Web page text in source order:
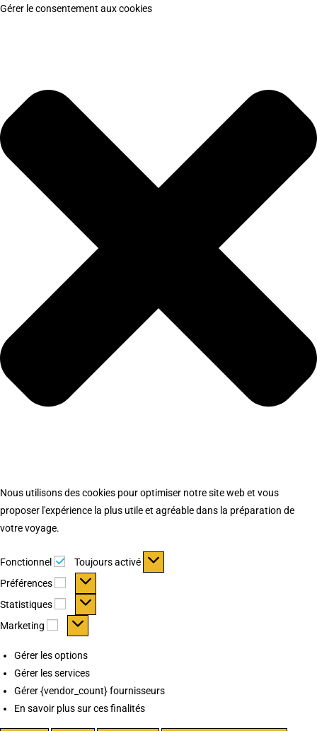
Gérer le consentement aux cookies
Nous utilisons des cookies pour optimiser notre site web et vous
proposer l'expérience la plus utile et agréable dans la préparation de
votre voyage.
Fonctionnel Fonctionnel
Toujours activé
Préférences
Préférences
Statistiques Statistiques
Marketing Marketing
Gérer les options
Gérer les services
Gérer {vendor_count} fournisseurs
En savoir plus sur ces finalités